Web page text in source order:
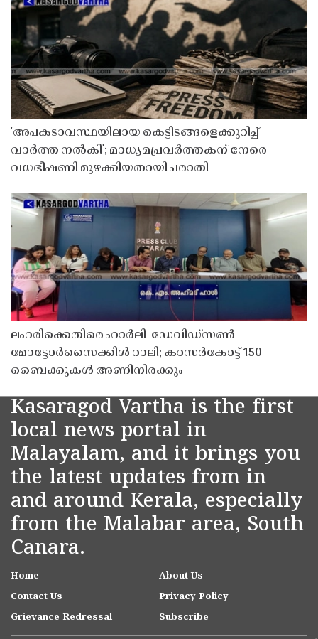
'അപകടാവസ്ഥയിലായ കെട്ടിടങ്ങളെക്കുറിച്ച്
വാർത്ത നൽകി'; മാധ്യമപ്രവർത്തകന് നേരെ
വധഭീഷണി മുഴക്കിയതായി പരാതി
ലഹരിക്കെതിരെ ഹാർലി-ഡേവിഡ്‌സൺ
മോട്ടോർസൈക്കിൾ റാലി; കാസർകോട്ട് 150
ബൈക്കുകൾ അണിനിരക്കും
Kasaragod Vartha is the first
local news portal in
Malayalam, and it brings you
the latest updates from in
and around Kerala, especially
from the Malabar area, South
Canara.
Home
About Us
Contact Us
Privacy Policy
Grievance Redressal
Subscribe